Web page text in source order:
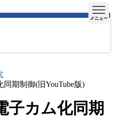
メニュー
期制御(旧YouTube版)
子カム化同期